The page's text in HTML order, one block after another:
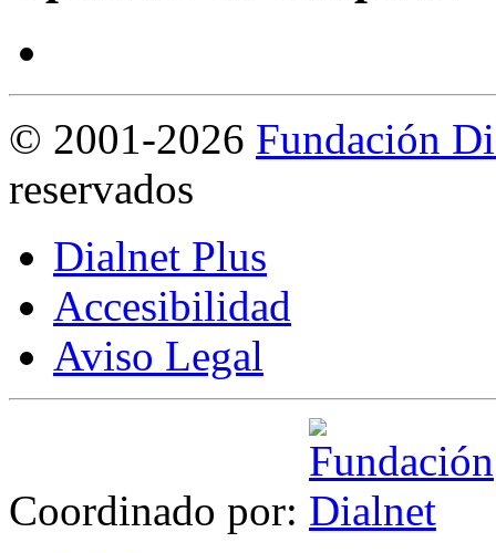
© 2001-2026 Fundación
reservados
Dialnet Plus
Accesibilidad
Aviso Legal
Coordinado por: